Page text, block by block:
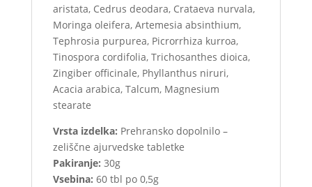
aristata, Cedrus deodara, Crataeva nurvala,
Moringa oleifera, Artemesia absinthium,
Tephrosia purpurea, Picrorrhiza kurroa,
Tinospora cordifolia, Trichosanthes dioica,
Zingiber officinale, Phyllanthus niruri,
Acacia arabica, Talcum, Magnesium
stearate
Vrsta izdelka: Prehransko dopolnilo –
zeliščne ajurvedske tabletke
Pakiranje: 30g
Vsebina: 60 tbl po 0,5g